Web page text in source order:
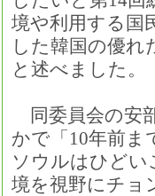
境や利用する国
した韓国の優
と述べました。
同委員会の安
かで「10年前ま
ソウルはひどい
境を視野にチョ